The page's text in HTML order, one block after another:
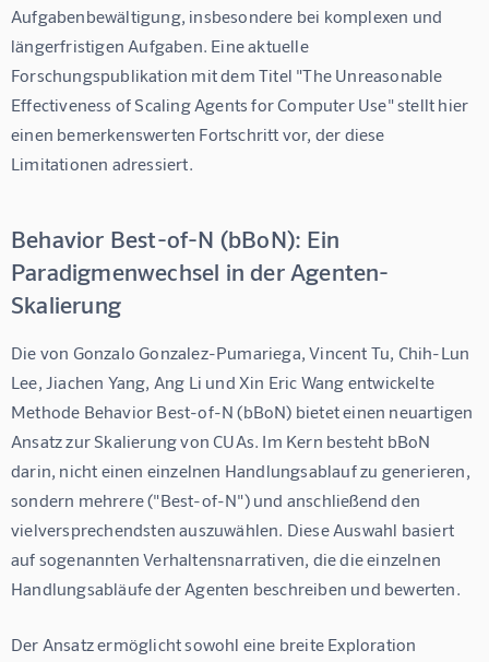
Aufgabenbewältigung, insbesondere bei komplexen und
längerfristigen Aufgaben. Eine aktuelle
Forschungspublikation mit dem Titel "The Unreasonable
Effectiveness of Scaling Agents for Computer Use" stellt hier
einen bemerkenswerten Fortschritt vor, der diese
Limitationen adressiert.
Behavior Best-of-N (bBoN): Ein
Paradigmenwechsel in der Agenten-
Skalierung
Die von Gonzalo Gonzalez-Pumariega, Vincent Tu, Chih-Lun
Lee, Jiachen Yang, Ang Li und Xin Eric Wang entwickelte
Methode Behavior Best-of-N (bBoN) bietet einen neuartigen
Ansatz zur Skalierung von CUAs. Im Kern besteht bBoN
darin, nicht einen einzelnen Handlungsablauf zu generieren,
sondern mehrere ("Best-of-N") und anschließend den
vielversprechendsten auszuwählen. Diese Auswahl basiert
auf sogenannten Verhaltensnarrativen, die die einzelnen
Handlungsabläufe der Agenten beschreiben und bewerten.
Der Ansatz ermöglicht sowohl eine breite Exploration